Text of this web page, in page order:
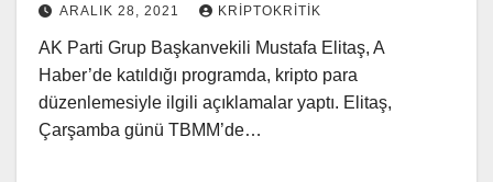
ARALIK 28, 2021 KRIPTOKRITIK
AK Parti Grup Başkanvekili Mustafa Elitaş, A
Haber’de katıldığı programda, kripto para
düzenlemesiyle ilgili açıklamalar yaptı. Elitaş,
Çarşamba günü TBMM’de…